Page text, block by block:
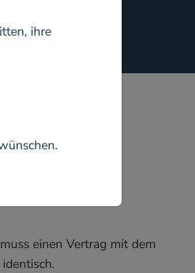
ihre
einen Vertrag mit dem